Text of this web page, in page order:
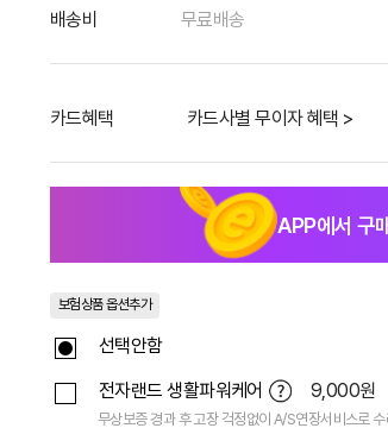
배송비 무료배송
카드혜택 카드사별 무이자 혜택 >
APP에서 구
보험상품 옵션추가
선택안함
전자랜드 생활파워케어
9,000원
무상보증 경과 후 고장 걱정없이 A/S연장서비스로